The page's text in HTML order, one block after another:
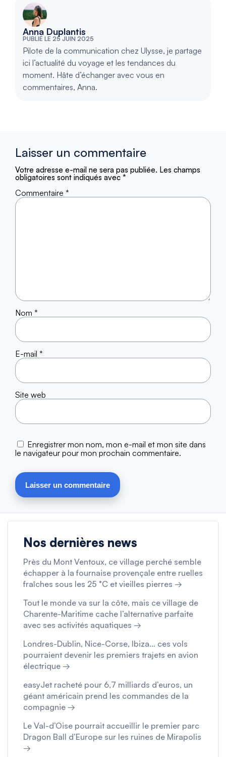
Anna Duplantis
PUBLIÉ LE 25 JUIN 2025
Pilote de la communication chez Ulysse, je partage
ici l’actualité du voyage et les tendances du
moment. Hâte d’échanger avec vous en
commentaires, Anna.
Laisser un commentaire
Votre adresse e-mail ne sera pas publiée. Les champs
obligatoires sont indiqués avec *
Commentaire *
Nom *
E-mail *
Site web
Enregistrer mon nom, mon e-mail et mon site dans
le navigateur pour mon prochain commentaire.
Nos dernières news
Près du Mont Ventoux, ce village perché semble
échapper à la fournaise provençale entre ruelles
fraîches sous les 25 °C et vieilles pierres →
Tout le monde va sur la côte, mais ce village de
Charente-Maritime cache l’alternative parfaite
avec ses activités aquatiques →
Londres-Dublin, Nice-Corse, Ibiza… ces vols
pourraient devenir les premiers trajets en avion
électrique →
easyJet racheté pour 6,7 milliards d’euros, un
géant américain prend les commandes de la
compagnie →
Le Val-d’Oise pourrait accueillir le premier parc
Dragon Ball d’Europe sur les ruines de Mirapolis
→